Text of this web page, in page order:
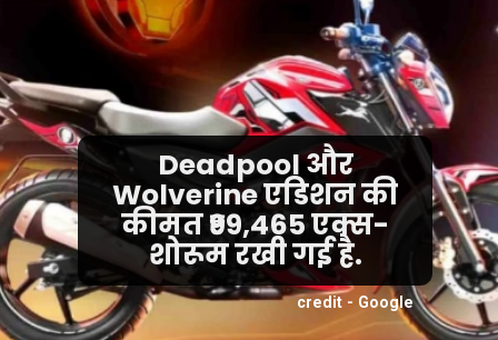
Deadpool और
Wolverine एडिशन की
कीमत ₹99,465 एक्स-
शोरूम रखी गई है.
credit - Google